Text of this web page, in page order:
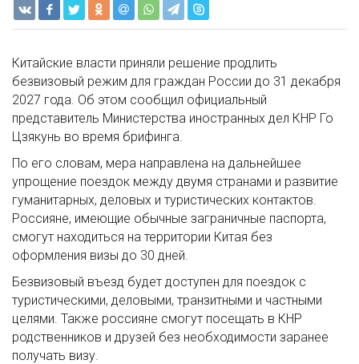
Китайские власти приняли решение продлить
безвизовый режим для граждан России до 31 декабря
2027 года. Об этом сообщил официальный
представитель Министерства иностранных дел КНР Го
Цзякунь во время брифинга.
По его словам, мера направлена на дальнейшее
упрощение поездок между двумя странами и развитие
гуманитарных, деловых и туристических контактов.
Россияне, имеющие обычные заграничные паспорта,
смогут находиться на территории Китая без
оформления визы до 30 дней.
Безвизовый въезд будет доступен для поездок с
туристическими, деловыми, транзитными и частными
целями. Также россияне смогут посещать в КНР
родственников и друзей без необходимости заранее
получать визу.